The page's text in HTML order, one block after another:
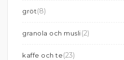
gröt(8)
granola och musli(2)
kaffe och te(23)